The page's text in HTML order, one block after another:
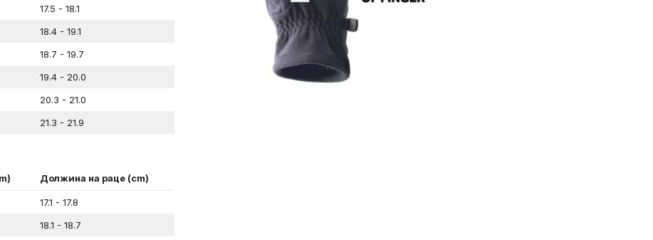
17.5 - 18.1
18.4 - 19.1
18.7 - 19.7
19.4 - 20.0
20.3 - 21.0
21.3 - 21.9
Должина на раце (cm)
17.1 - 17.8
18.1 - 18.7